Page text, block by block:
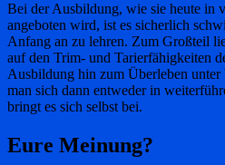
Bei der Ausbildung, wie sie heute in
angeboten wird, ist es sicherlich
Anfang an zu lehren. Zum Großteil
auf den Trim- und Tarierfähigkeiten
Ausbildung hin zum Überleben unter
man sich dann entweder in
bringt es sich selbst bei.
Eure Meinung?